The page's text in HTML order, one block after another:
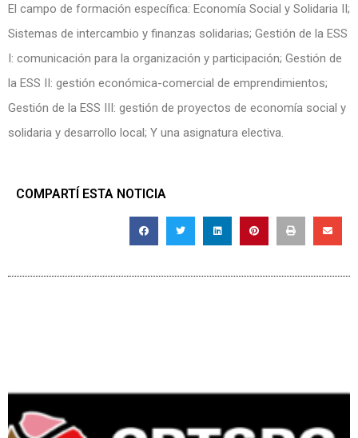
El campo de formación específica: Economía Social y Solidaria II;
Sistemas de intercambio y finanzas solidarias; Gestión de la ESS
I: comunicación para la organización y participación; Gestión de
la ESS II: gestión económica-comercial de emprendimientos;
Gestión de la ESS III: gestión de proyectos de economía social y
solidaria y desarrollo local; Y una asignatura electiva.
COMPARTÍ ESTA NOTICIA